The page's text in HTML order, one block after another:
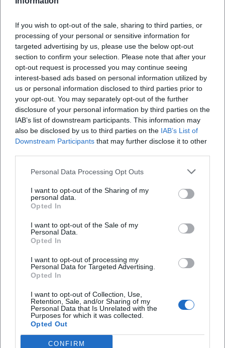
If you wish to opt-out of the sale, sharing to third parties, or
processing of your personal or sensitive information for
targeted advertising by us, please use the below opt-out
section to confirm your selection. Please note that after your
opt-out request is processed you may continue seeing
interest-based ads based on personal information utilized by
us or personal information disclosed to third parties prior to
your opt-out. You may separately opt-out of the further
disclosure of your personal information by third parties on the
IAB’s list of downstream participants. This information may
also be disclosed by us to third parties on the IAB’s List of
Downstream Participants that may further disclose it to other
Personal Data Processing Opt Outs
I want to opt-out of the Sharing of my
personal data.
Opted In
I want to opt-out of the Sale of my
Personal Data.
Opted In
I want to opt-out of processing my
Personal Data for Targeted Advertising.
Opted In
I want to opt-out of Collection, Use,
Retention, Sale, and/or Sharing of my
Personal Data that Is Unrelated with the
Purposes for which it was collected.
Opted Out
CONFIRM
Wo findet die Kinderstadtführung statt?
Was können die Kinder während der
Stadtführung erwarten?
Wie viel kostet die Teilnahme an der
Kinderstadtführung?
Ist die Stadtführung für Rollstuhlfahrer geeignet?